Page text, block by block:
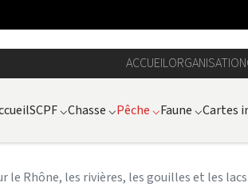
ACCUEILORGANISATION
SCPF⌵Chasse ⌵Pêche ⌵Faune ⌵Cartes
le Rhône, les rivières, les gouilles et les